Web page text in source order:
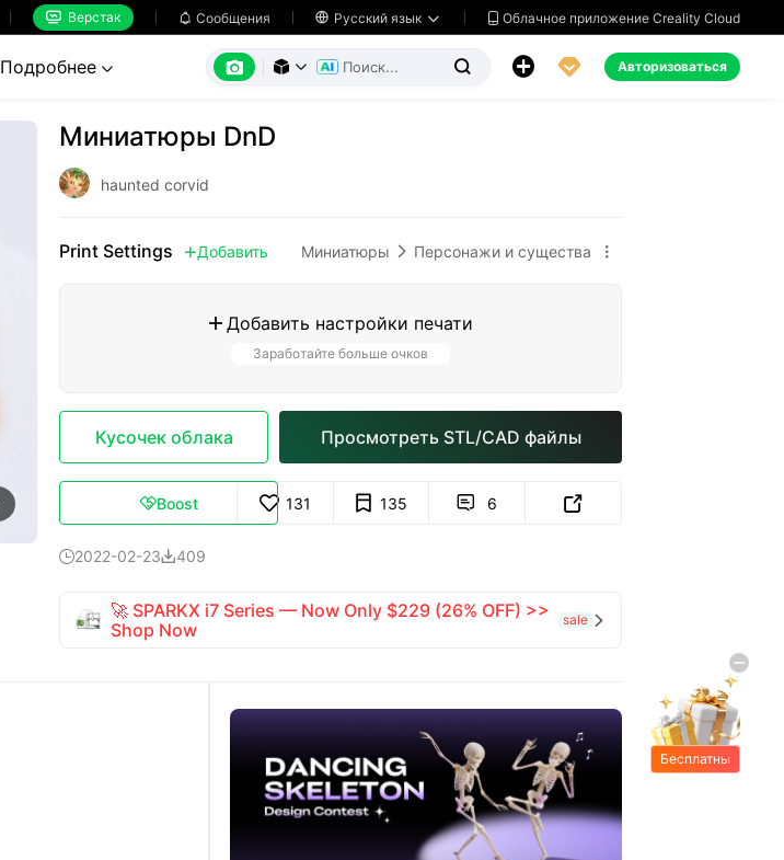
 Верстак  Сообщения  Русский язык   Облачное приложение Creality Cloud
Подробнее        Авторизоваться
Миниатюры DnD
haunted corvid
Print Settings  Добавить Миниатюры  Персонажи и существа 
 Добавить настройки печати
Заработайте больше очков
Кусочек облака Просмотреть STL/CAD файлы
Boost 131 135  6 
2022-02-23409
🚀 SPARKX i7 Series — Now Only $229 (26% OFF) >>
Shop Now
sale 
Бесплатны